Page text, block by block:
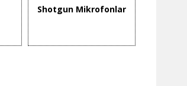
Shotgun Mikrofonlar